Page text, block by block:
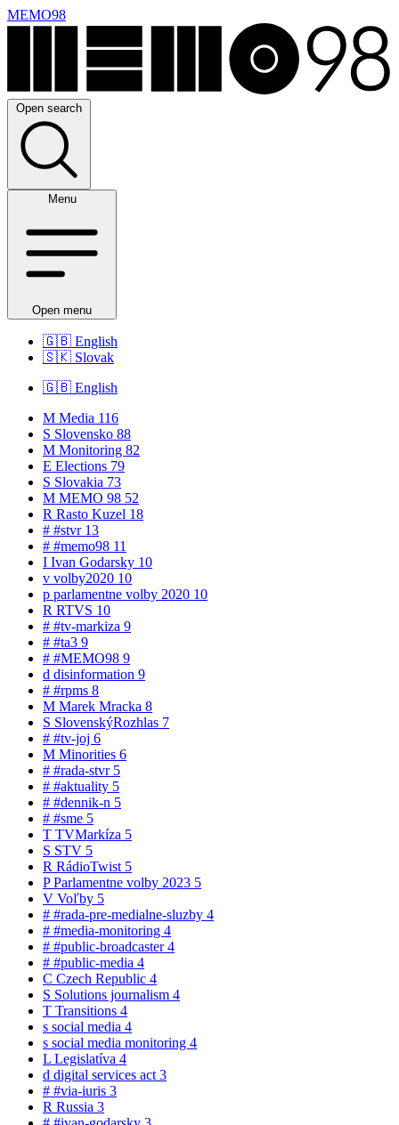
MEMO98
Open search
Menu
Open menu
🇬🇧 English
🇸🇰 Slovak
🇬🇧 English
M Media 116
S Slovensko 88
M Monitoring 82
E Elections 79
S Slovakia 73
M MEMO 98 52
R Rasto Kuzel 18
# #stvr 13
# #memo98 11
I Ivan Godarsky 10
v volby2020 10
p parlamentne volby 2020 10
R RTVS 10
# #tv-markiza 9
# #ta3 9
# #MEMO98 9
d disinformation 9
# #rpms 8
M Marek Mracka 8
S SlovenskýRozhlas 7
# #tv-joj 6
M Minorities 6
# #rada-stvr 5
# #aktuality 5
# #dennik-n 5
# #sme 5
T TVMarkíza 5
S STV 5
R RádioTwist 5
PParlamentne volby 2023 5
V Voľby 5
# #rada-pre-medialne-sluzby 4
# #media-monitoring 4
# #public-broadcaster4
# #public-media 4
C Czech Republic 4
S Solutions journalism 4
T Transitions 4
s social media 4
s social media monitoring 4
L Legislatíva 4
d digital services act 3
# #via-iuris 3
R Russia 3